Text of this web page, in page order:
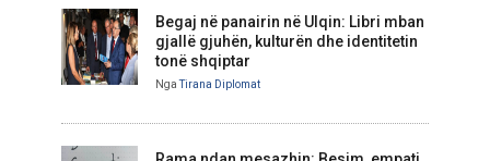
Begaj në panairin në Ulqin: Libri mban
gjallë gjuhën, kulturën dhe identitetin
tonë shqiptar
NgaTirana Diplomat